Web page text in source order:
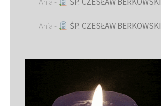
Ania - ŚP. CZESŁAW BERKOWSKI